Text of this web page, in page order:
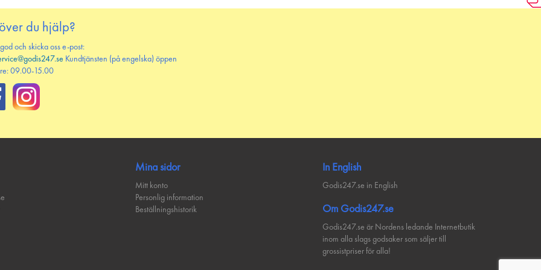
du hjälp?
och skicka oss e-post:
Kundtjänsten (på engelska) öppen
09.00-15.00
Mina sidor
Mitt konto
Personlig information
Beställningshistorik
In English
Godis247.se in English
Om Godis247.se
Godis247.se är Nordens ledande Internetbutik
inom alla slags godsaker som säljer till
grossistpriser för alla!